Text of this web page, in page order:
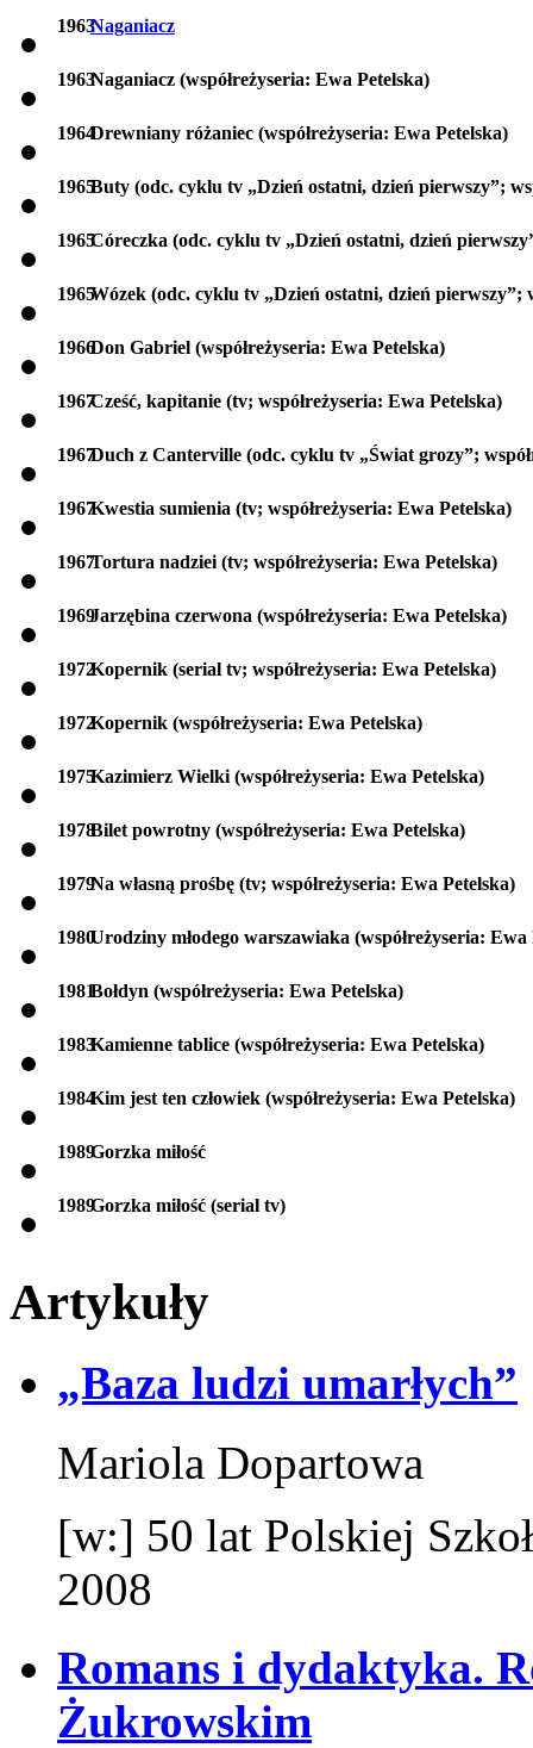
1963Naganiacz
1963Naganiacz (współreżyseria: Ewa Petelska)
1964Drewniany różaniec (współreżyseria: Ewa Petelska)
1965Buty (odc. cyklu tv „Dzień ostatni, dzień pierwszy”;
1965Córeczka (odc. cyklu tv „Dzień ostatni, dzień
1965Wózek (odc. cyklu tv „Dzień ostatni, dzień pierwszy”;
1966Don Gabriel (współreżyseria: Ewa Petelska)
1967Cześć, kapitanie (tv; współreżyseria: Ewa Petelska)
1967Duch z Canterville (odc. cyklu tv „Świat grozy”;
1967Kwestia sumienia (tv; współreżyseria: Ewa Petelska)
1967Tortura nadziei (tv; współreżyseria: Ewa Petelska)
1969Jarzębina czerwona (współreżyseria: Ewa Petelska)
1972Kopernik (serial tv; współreżyseria: Ewa Petelska)
1972Kopernik (współreżyseria: Ewa Petelska)
1975Kazimierz Wielki (współreżyseria: Ewa Petelska)
1978Bilet powrotny (współreżyseria: Ewa Petelska)
1979Na własną prośbę (tv; współreżyseria: Ewa Petelska)
1980Urodziny młodego warszawiaka (współreżyseria: Ewa
1981Bołdyn (współreżyseria: Ewa Petelska)
1983Kamienne tablice (współreżyseria: Ewa Petelska)
1984Kim jest ten człowiek (współreżyseria: Ewa Petelska)
1989Gorzka miłość
1989Gorzka miłość (serial tv)
Artykuły
„Baza ludzi umarłych”
Mariola Dopartowa
[w:] 50 lat Polskiej
2008
Romans i dydaktyka.
Żukrowskim